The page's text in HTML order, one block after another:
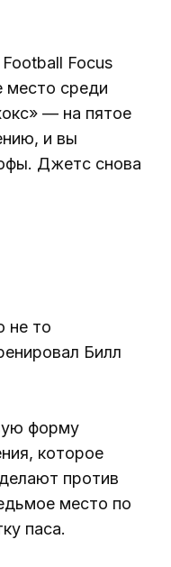
Focus
место среди
— на пятое
и вы
Джетс снова
не то
Билл
форму
которое
против
место по
паса.